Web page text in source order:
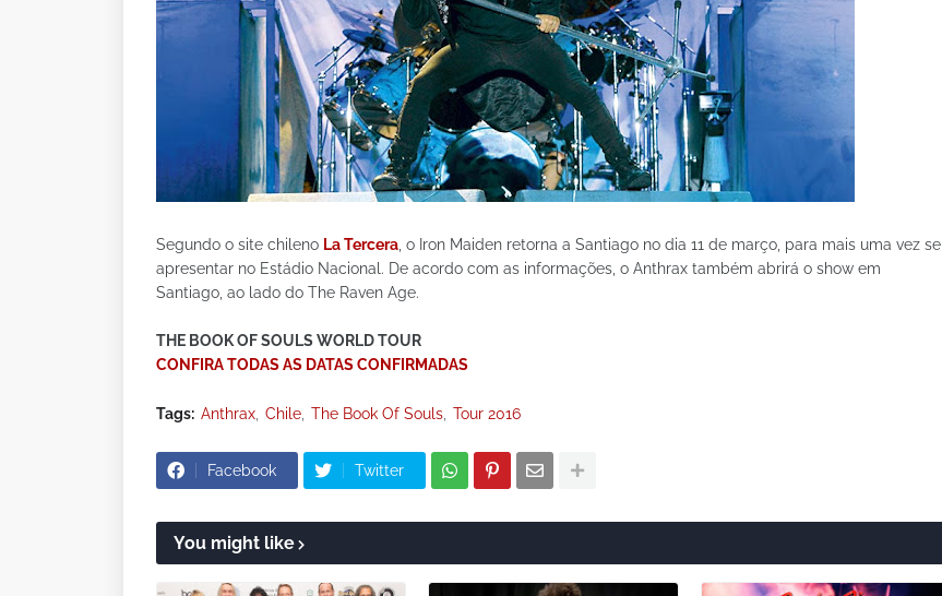
Segundo o site chileno La Tercera , o Iron Maiden retorna a Santiago no dia 11 de março, para mais uma vez se
apresentar no Estádio Nacional. De acordo com as informações, o Anthrax também abrirá o show em
Santiago, ao lado do The Raven Age.
THE BOOK OF SOULS WORLD TOUR
CONFIRA TODAS AS DATAS CONFIRMADAS
Tags: Anthrax Chile The Book Of Souls Tour 2016
Facebook Twitter
You might like